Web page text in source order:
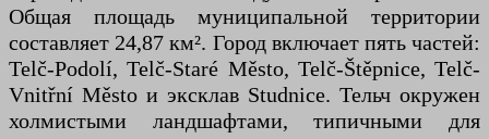
Общая площадь муниципальной территории
составляет 24,87 км². Город включает пять частей:
Telč-Podolí, Telč-Staré Město, Telč-Štěpnice, Telč-
Vnitřní Město и эксклав Studnice. Тельч окружен
холмистыми ландшафтами, типичными для